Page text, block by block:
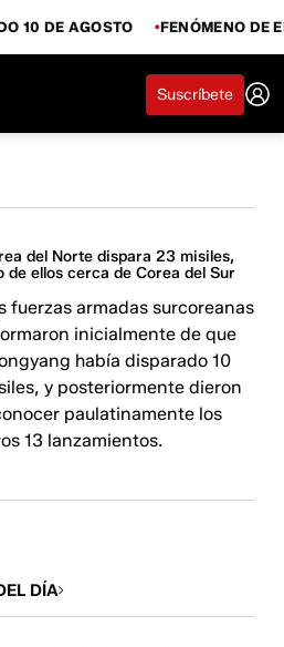
10 DE AGOSTO FENÓMENO DE
Suscríbete
del Norte dispara 23 misiles,
de ellos cerca de Corea del Sur
fuerzas armadas surcoreanas
inicialmente de que
había disparado 10
y posteriormente dieron
paulatinamente los
13 lanzamientos.
DÍA